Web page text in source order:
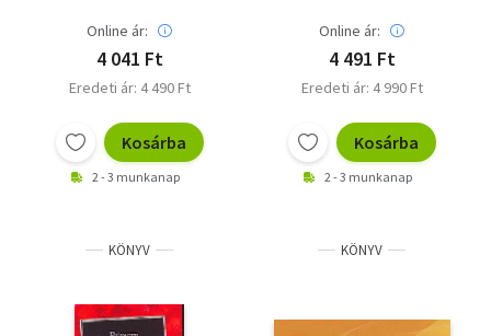
Online ár:
4 041 Ft
Eredeti ár: 4 490 Ft
Kosárba
2 - 3 munkanap
Online ár:
4 491 Ft
Eredeti ár: 4 990 Ft
Kosárba
2 - 3 munkanap
KÖNYV KÖNYV